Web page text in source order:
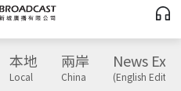
本地
Local
兩岸
China
News
(English